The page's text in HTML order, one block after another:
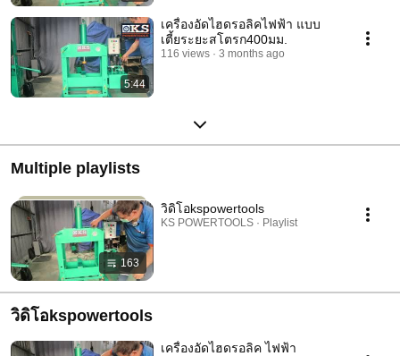
5:44
เครื่องอัดไฮดรอลิคไฟฟ้า แบบ
เตี้ยระยะสโตรก400มม.
116 views 3 months ago
Multiple playlists
163
วิดิโอkspowertools
KS POWERTOOLS · Playlist
วิดิโอkspowertools
เครื่องอัดไฮดรอลิค ไฟฟ้า